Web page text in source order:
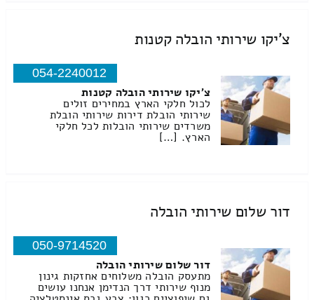
צ'יקו שירותי הובלה קטנות
054-2240012
צ'יקו שירותי הובלה קטנות
לכול חלקי הארץ במחירים זולים
שירותי הובלת דירות שירותי הובלת
משרדים שירותי הובלות לכל חלקי
הארץ. […]
דור שלום שירותי הובלה
050-9714520
דור שלום שירותי הובלה
מתעסק הובלה משלוחים אחזקות גינון
מנוף שירותי דרך הנדימן אנחנו עושים